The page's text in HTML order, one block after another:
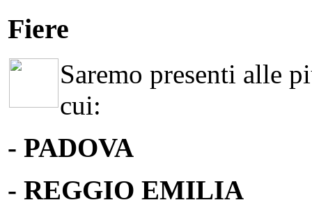
Fiere
Saremo presenti alle
cui:
- PADOVA
- REGGIO EMILIA